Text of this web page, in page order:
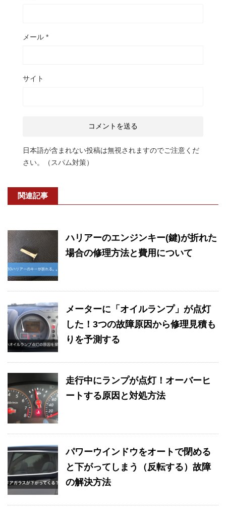
メール *
サイト
日本語が含まれない投稿は無視されますのでご注意くだ
さい。（スパム対策）
関連記事
ハリアーのエンジンキー(鍵)が折れた
場合の修理方法と費用について
メーターに「オイルランプ」が点灯
した！3つの故障原因から修理見積も
りを予測する
走行中にランプが点灯！オーバーヒ
ートする原因と対処方法
パワーウインドウをオートで閉める
と下がってしまう（反転する）故障
の解決方法